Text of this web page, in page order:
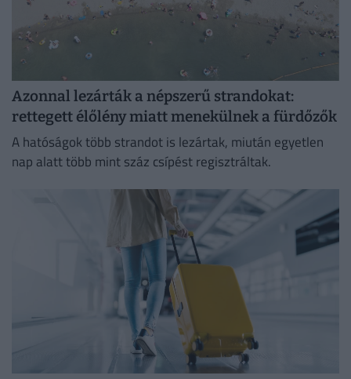
Azonnal lezárták a népszerű strandokat:
rettegett élőlény miatt menekülnek a fürdőzők
A hatóságok több strandot is lezártak, miután egyetlen
nap alatt több mint száz csípést regisztráltak.